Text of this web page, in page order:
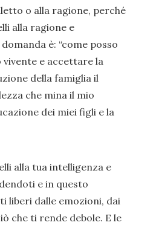
o alla ragione, perché
alla ragione e
è: “come posso
vivente e accettare la
della famiglia il
che mina il mio
dei miei figli e la
alla tua intelligenza e
e in questo
liberi dalle emozioni, dai
che ti rende debole. E le